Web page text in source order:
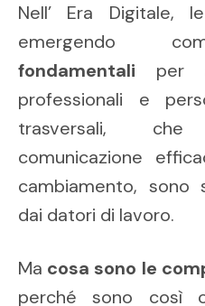
Nell’ Era Digitale,
emergendo
fondamentali per
professionali e
trasversali,
comunicazione
cambiamento, sono
dai datori di lavoro.
Ma cosa sono le
perché sono così